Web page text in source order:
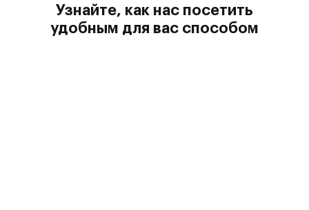
Узнайте, как нас посетить
удобным для вас способом